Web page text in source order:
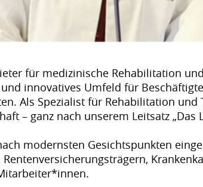
für medizinische Rehabilitation
innovatives Umfeld für
Als Spezialist für Rehabilitation
– ganz nach unserem Leitsatz „Das
modernsten Gesichtspunkten